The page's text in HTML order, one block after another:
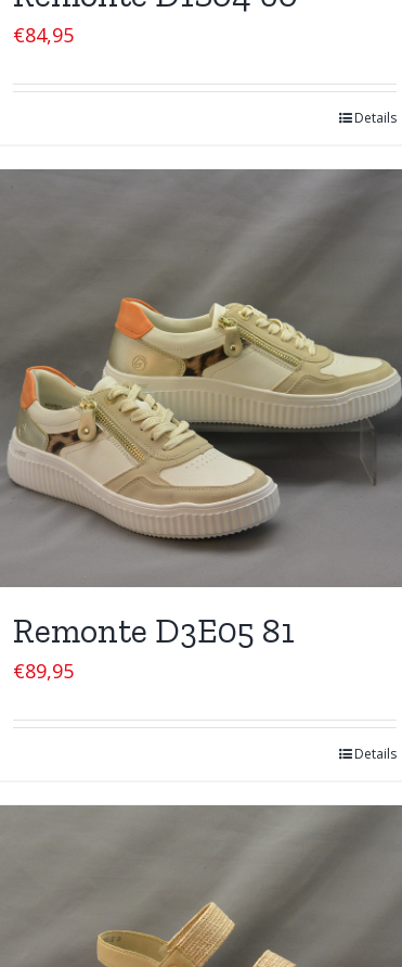
€84,95
Details
Remonte D3E05 81
€89,95
Details